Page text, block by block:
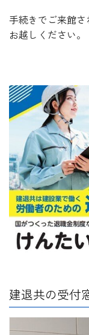
手続きでご来館
お越しください。
建退共の受付